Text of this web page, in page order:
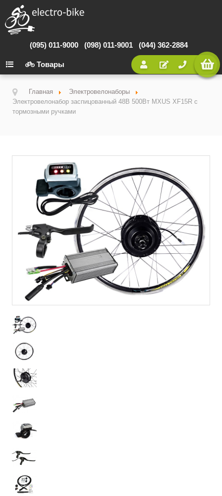
(095) 011-9000 (098) 011-9001 (044) 362-2884
Товары
Главная
Электровелонаборы
Электровелонабор заспицованный 48В 500Вт MXUS XF15R с
тормозными ручками